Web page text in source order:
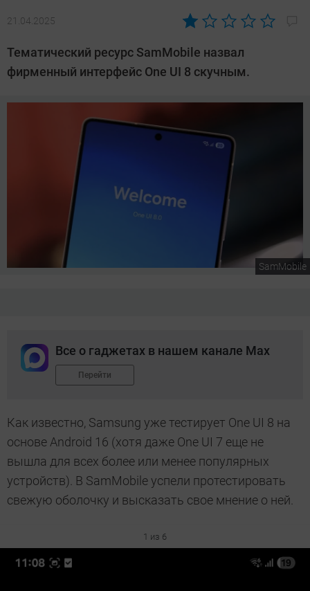
21.04.2025
Автор:
Калашников
Тематический ресурс SamMobile назвал
фирменный интерфейс One UI 8 скучным.
SamMobile
Все о гаджетах в нашем канале Max
Перейти
Как известно, Samsung уже тестирует One UI 8 на
основе Android 16 (хотя даже One UI 7 еще не
вышла для всех более или менее популярных
устройств). В SamMobile успели протестировать
свежую оболочку и высказать свое мнение о ней.
1 из 6